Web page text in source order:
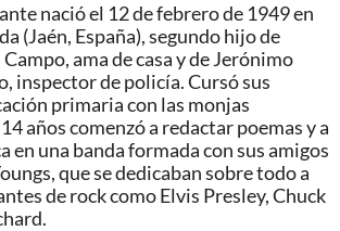
nació el 12 de febrero de 1949 en
(Jaén, España), segundo hijo de
ama de casa y de Jerónimo
inspector de policía.​ Cursó sus
primaria con las monjas
años comenzó a redactar poemas y a
en una banda formada con sus amigos
que se dedicaban sobre todo a
de rock como Elvis Presley, Chuck